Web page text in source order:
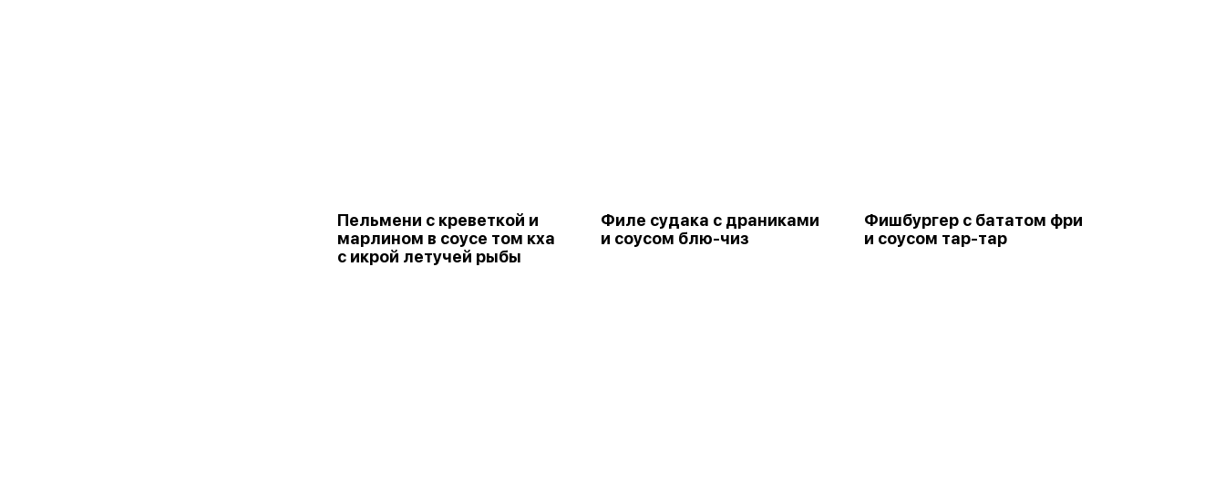
Пельмени с креветкой и
марлином в соусе том кха
с икрой летучей рыбы
Филе судака с драниками
и соусом блю-чиз
Фишбургер с бататом фри
и соусом тар-тар